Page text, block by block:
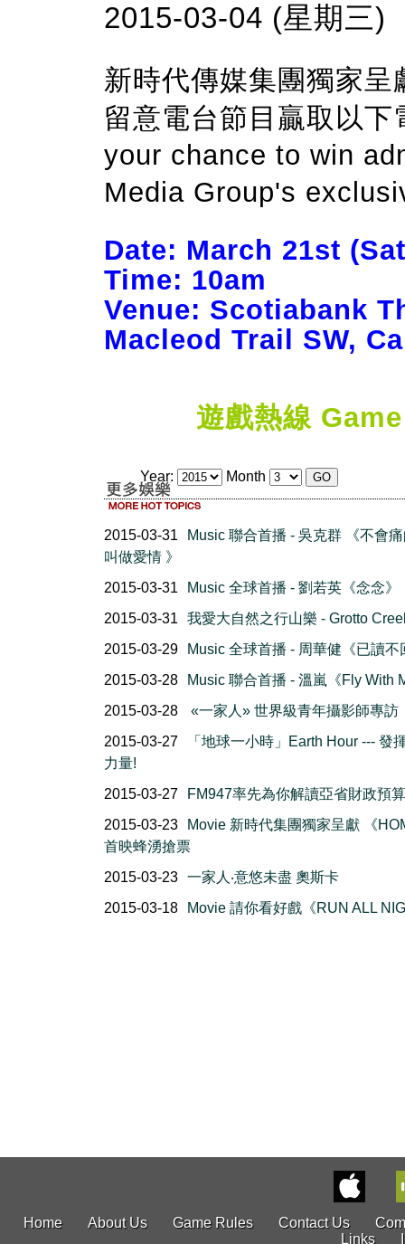
2015-03-04 (星期三)
新時代傳媒集團獨家呈
留意電台節目贏取以
your chance to win
Media Group's
Date: March 21st
Time: 10am
Venue: Scotiabank
Macleod Trail SW,
遊戲熱線
Year: Month
2015-03-31
Music 聯合首播 - 吳克群 《不會
叫做愛情 》
2015-03-31
Music 全球首播 - 劉若英《念念》
2015-03-31
我愛大自然之行山樂 - Grotto
2015-03-29
Music 全球首播 - 周華健《已讀不
2015-03-28
Music 聯合首播 - 溫嵐《Fly With
2015-03-28
«一家人» 世界級青年攝影師專訪
2015-03-27
「地球一小時」Earth Hour --- 發
力量!
2015-03-27
FM947率先為你解讀亞省財政預
2015-03-23
Movie 新時代集團獨家呈獻 《
首映蜂湧搶票
2015-03-23 一家人‧意悠未盡 奧斯卡
2015-03-18
Movie 請你看好戲《RUN ALL
Home About Us Game Rules Contact Us
Links